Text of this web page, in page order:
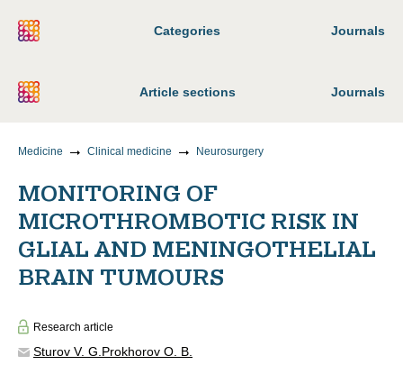
Categories Journals
Article sections Journals
Medicine Clinical medicine Neurosurgery
MONITORING OF
MICROTHROMBOTIC RISK IN
GLIAL AND MENINGOTHELIAL
BRAIN TUMOURS
Research article
Sturov V. G. Prokhorov O. B.